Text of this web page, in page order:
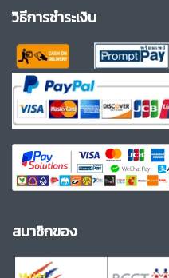
วิธีการชำระเงิน
สมาชิกของ